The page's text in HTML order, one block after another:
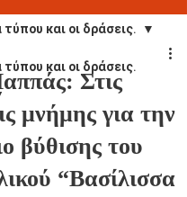
και οι δράσεις.
και οι δράσεις.
Στις
μνήμης για την
βύθισης του
“Βασίλισσα